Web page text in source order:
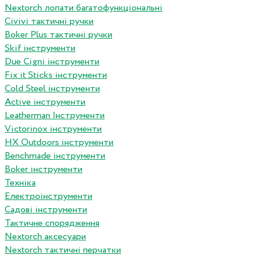
Nextorch лопати багатофункціональні
Сivivi тактичні ручки
Boker Plus тактичні ручки
Skif інструменти
Due Cigni інструменти
Fix it Sticks інструменти
Сold Steel інструменти
Active інструменти
Leatherman Інструменти
Victorinox інструменти
HX Outdoors інструменти
Benchmade інструменти
Boker інструменти
Техніка
Електроінструменти
Садові інструменти
Тактичне спорядження
Nextorch аксесуари
Nextorch тактичні перчатки